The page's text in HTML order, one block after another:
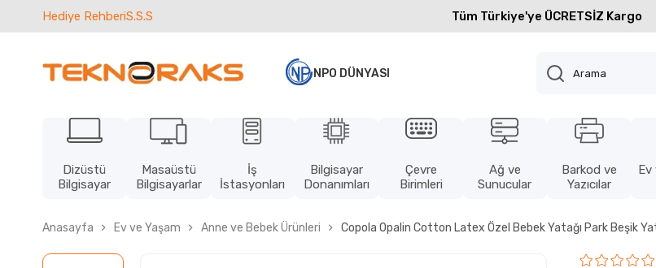
Hediye RehberiS.S.S Tüm Türkiye'ye ÜCRETSİZ Kargo
NPO DÜNYASI
Dizüstü
Bilgisayar
Masaüstü
Bilgisayarlar
İş
İstasyonları
Bilgisayar
Donanımları
Çevre
Birimleri
Ağ ve
Sunucular
Barkod ve
Yazıcılar
Ev
Anasayfa Ev ve Yaşam Anne ve Bebek Ürünleri Copola Opalin Cotton Latex Özel Bebek Yatağı Park Beşik